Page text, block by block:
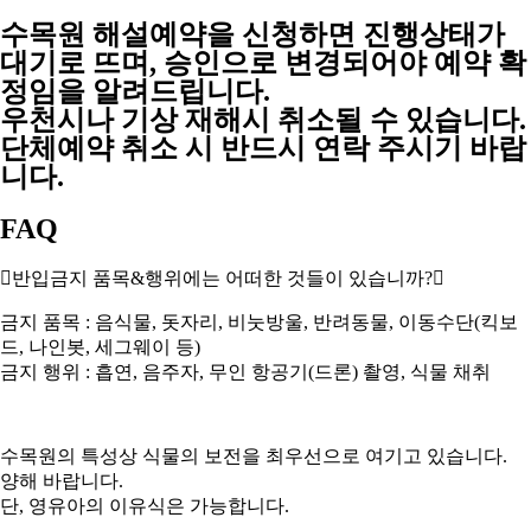
수목원 해설예약을 신청하면 진행상태가
대기로 뜨며, 승인으로 변경되어야 예약 확
정임을 알려드립니다.
우천시나 기상 재해시 취소될 수 있습니다.
단체예약 취소 시 반드시 연락 주시기 바랍
니다.
FAQ
반입금지 품목&행위에는 어떠한 것들이 있습니까?
금지 품목 : 음식물, 돗자리, 비눗방울, 반려동물, 이동수단(킥보
드, 나인봇, 세그웨이 등)
금지 행위 : 흡연, 음주자, 무인 항공기(드론) 촬영, 식물 채취
수목원의 특성상 식물의 보전을 최우선으로 여기고 있습니다.
양해 바랍니다.
단, 영유아의 이유식은 가능합니다.